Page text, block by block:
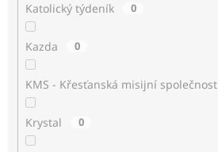
Katolický týdeník 0
Kazda 0
KMS - Křesťanská misijní společnost
Krystal 0